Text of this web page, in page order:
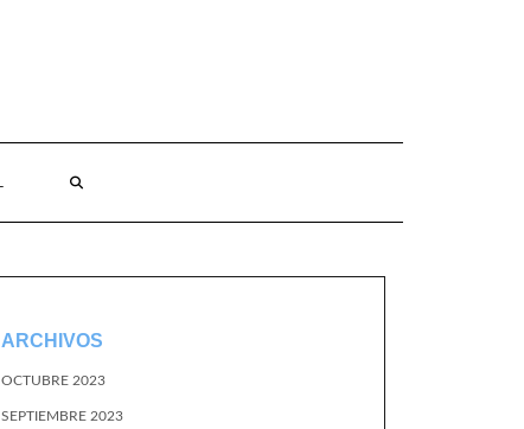
ARCHIVOS
OCTUBRE 2023
SEPTIEMBRE 2023